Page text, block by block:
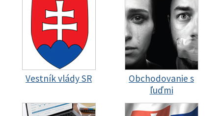
Vestník vlády SR
Obchodovanie s
ľuďmi